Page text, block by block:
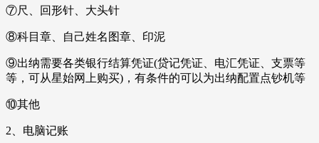
⑦尺、回形针、大头针
⑧科目章、自己姓名图章、印泥
⑨出纳需要各类银行结算凭证(贷记凭证、电汇凭证、支票等
等，可从星始网上购买)，有条件的可以为出纳配置点钞机等
⑩其他
2、电脑记账